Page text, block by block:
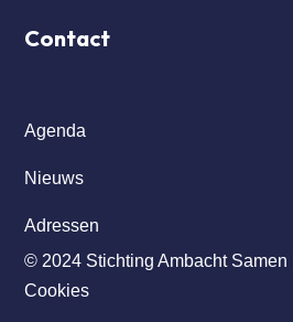
Contact
Agenda
Nieuws
Adressen
© 2024 Stichting Ambacht Samen |
Cookies